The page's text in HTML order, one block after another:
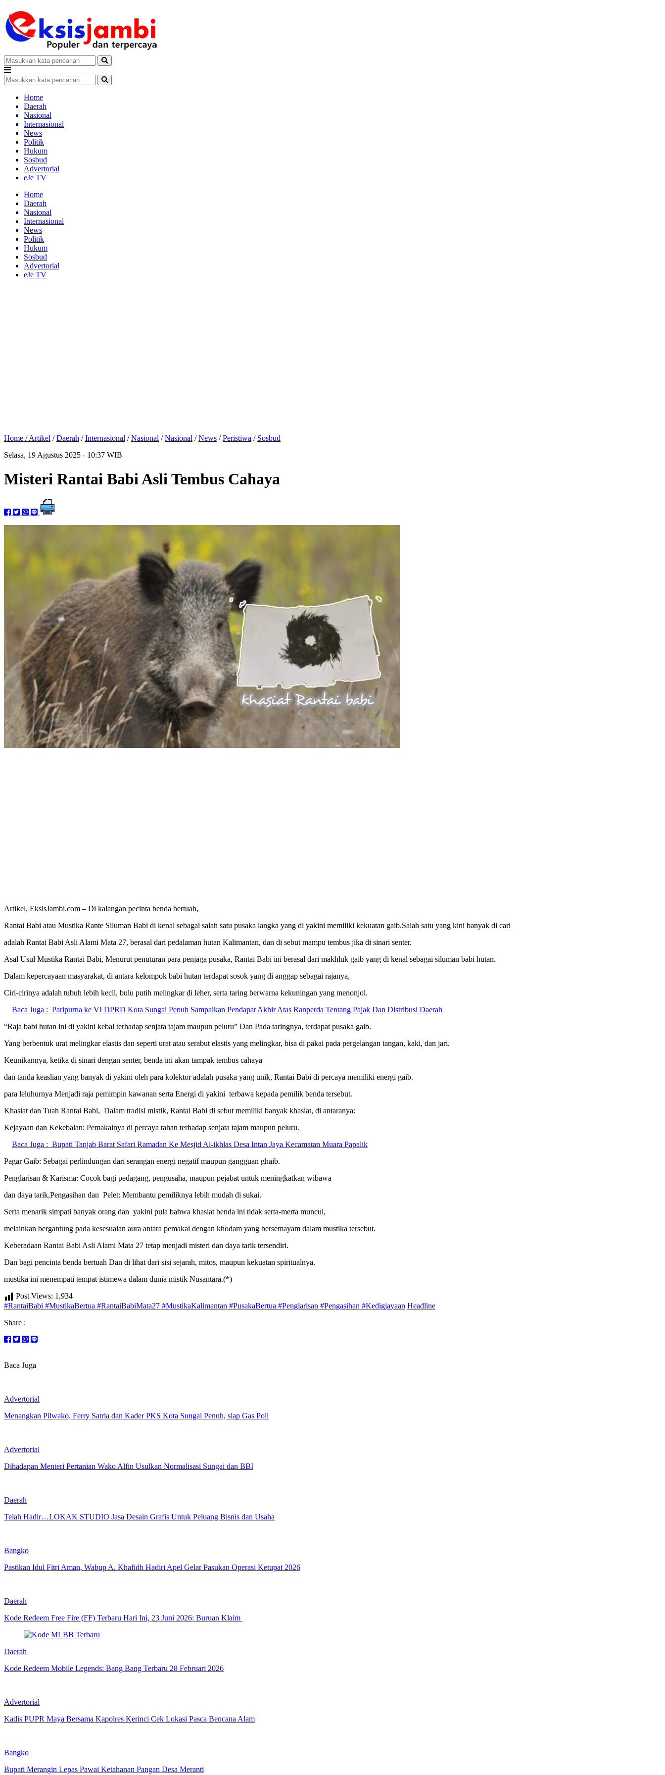
Home
Daerah
Nasional
Internasional
News
Politik
Hukum
Sosbud
Advertorial
eJe TV
Home
Daerah
Nasional
Internasional
News
Politik
Hukum
Sosbud
Advertorial
eJe TV
Home /Artikel /Daerah /Internasional /Nasional /Nasional /News /Peristiwa / Sosbud
Selasa, 19 Agustus 2025 - 10:37 WIB
Misteri Rantai Babi Asli Tembus Cahaya
Artikel, EksisJambi.com – Di kalangan pecinta benda bertuah,
Rantai Babi atau Mustika Rante Siluman Babi di kenal sebagai salah satu pusaka langka yang di yakini memiliki kekuatan gaib.Salah satu yang kini banyak di cari
adalah Rantai Babi Asli Alami Mata 27, berasal dari pedalaman hutan Kalimantan, dan di sebut mampu tembus jika di sinari senter.
Asal Usul Mustika Rantai Babi, Menurut penuturan para penjaga pusaka, Rantai Babi ini berasal dari makhluk gaib yang di kenal sebagai siluman babi hutan.
Dalam kepercayaan masyarakat, di antara kelompok babi hutan terdapat sosok yang di anggap sebagai rajanya,
Ciri-cirinya adalah tubuh lebih kecil, bulu putih melingkar di leher, serta taring berwarna kekuningan yang menonjol.
Baca Juga : Paripurna ke VI DPRD Kota Sungai Penuh Sampaikan Pendapat Akhir Atas Ranperda Tentang Pajak Dan Distribusi Daerah
“Raja babi hutan ini di yakini kebal terhadap senjata tajam maupun peluru” Dan Pada taringnya, terdapat pusaka gaib.
Yang berbentuk urat melingkar elastis dan seperti urat atau serabut elastis yang melingkar, bisa di pakai pada pergelangan tangan, kaki, dan jari.
Keunikannya, ketika di sinari dengan senter, benda ini akan tampak tembus cahaya
dan tanda keaslian yang banyak di yakini oleh para kolektor adalah pusaka yang unik, Rantai Babi di percaya memiliki energi gaib.
para leluhurnya Menjadi raja pemimpin kawanan serta Energi di yakini terbawa kepada pemilik benda tersebut.
Khasiat dan Tuah Rantai Babi, Dalam tradisi mistik, Rantai Babi di sebut memiliki banyak khasiat, di antaranya:
Kejayaan dan Kekebalan: Pemakainya di percaya tahan terhadap senjata tajam maupun peluru.
Baca Juga : Bupati Tanjab Barat Safari Ramadan Ke Mesjid Al-ikhlas Desa Intan Jaya Kecamatan Muara Papalik
Pagar Gaib: Sebagai perlindungan dari serangan energi negatif maupun gangguan ghaib.
Penglarisan & Karisma: Cocok bagi pedagang, pengusaha, maupun pejabat untuk meningkatkan wibawa
dan daya tarik,Pengasihan dan Pelet: Membantu pemiliknya lebih mudah di sukai.
Serta menarik simpati banyak orang dan yakini pula bahwa khasiat benda ini tidak serta-merta muncul,
melainkan bergantung pada kesesuaian aura antara pemakai dengan khodam yang bersemayam dalam mustika tersebut.
Keberadaan Rantai Babi Asli Alami Mata 27 tetap menjadi misteri dan daya tarik tersendiri.
Dan bagi pencinta benda bertuah Dan di lihat dari sisi sejarah, mitos, maupun kekuatan spiritualnya.
mustika ini menempati tempat istimewa dalam dunia mistik Nusantara.(*)
Post Views: 1,934
#RantaiBabi #MustikaBertua #RantaiBabiMata27 #MustikaKalimantan #PusakaBertua #Penglarisan #Pengasihan #Kedigjayaan Headline
Share :
Baca Juga
Advertorial
Menangkan Pilwako, Ferry Satria dan Kader PKS Kota Sungai Penuh, siap Gas Poll
Advertorial
Dihadapan Menteri Pertanian Wako Alfin Usulkan Normalisasi Sungai dan BBI
Daerah
Telah Hadir…LOKAK STUDIO Jasa Desain Grafis Untuk Peluang Bisnis dan Usaha
Bangko
Pastikan Idul Fitri Aman, Wabup A. Khafidh Hadiri Apel Gelar Pasukan Operasi Ketupat 2026
Daerah
Kode Redeem Free Fire (FF) Terbaru Hari Ini, 23 Juni 2026: Buruan Klaim
Daerah
Kode Redeem Mobile Legends: Bang Bang Terbaru 28 Februari 2026
Advertorial
Kadis PUPR Maya Bersama Kapolres Kerinci Cek Lokasi Pasca Bencana Alam
Bangko
Bupati Merangin Lepas Pawai Ketahanan Pangan Desa Meranti